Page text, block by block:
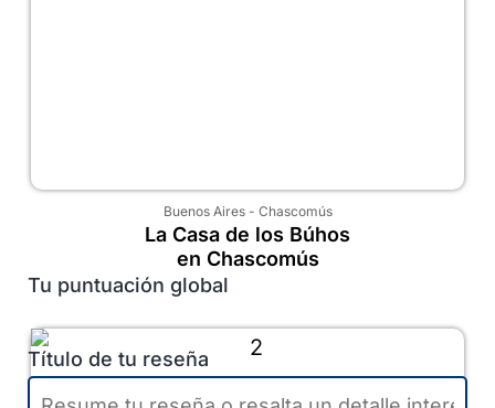
Buenos Aires- Chascomús
La Casa de los Búhos
en Chascomús
Tu puntuación global
Título de tu reseña